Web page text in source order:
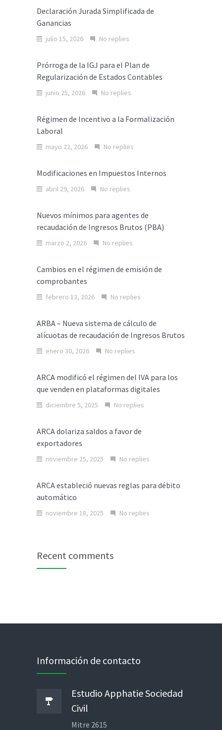
Declaración Jurada Simplificada de
Ganancias
julio 15, 2026 No replies
Prórroga de la IGJ para el Plan de
Regularización de Estados Contables
junio 25, 2026 No replies
Régimen de Incentivo a la Formalización
Laboral
mayo 22, 2026 No replies
Modificaciones en Impuestos Internos
abril 29, 2026 No replies
Nuevos mínimos para agentes de
recaudación de Ingresos Brutos (PBA)
marzo 2, 2026 No replies
Cambios en el régimen de emisión de
comprobantes
febrero 13, 2026 No replies
ARBA – Nueva sistema de cálculo de
alícuotas de recaudación de Ingresos Brutos
enero 30, 2026 No replies
ARCA modificó el régimen del IVA para los
que venden en plataformas digitales
diciembre 5, 2025 No replies
ARCA dolariza saldos a favor de
exportadores
noviembre 25, 2025 No replies
ARCA estableció nuevas reglas para débito
automático
noviembre 18, 2025 No replies
Recent comments
Información de contacto
Estudio Apphatie Sociedad
Civil
Mitre 2615